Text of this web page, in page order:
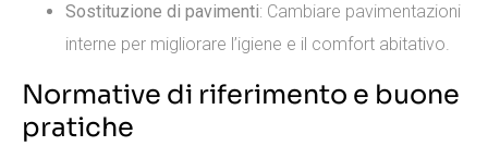
Sostituzione di pavimenti: Cambiare pavimentazioni
interne per migliorare l’igiene e il comfort abitativo.
Normative di riferimento e buone
pratiche